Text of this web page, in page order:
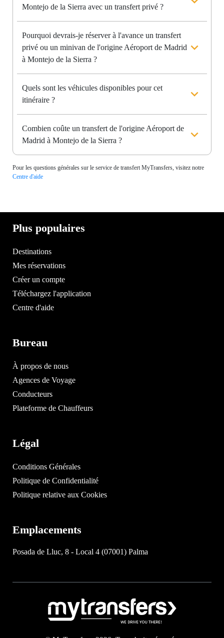
Montejo de la Sierra avec un transfert privé ?
Pourquoi devrais-je réserver à l'avance un transfert
privé ou un minivan de l'origine Aéroport de Madrid
à Montejo de la Sierra ?
Quels sont les véhicules disponibles pour cet
itinéraire ?
Combien coûte un transfert de l'origine Aéroport de
Madrid à Montejo de la Sierra ?
Pour les questions générales sur le service de transfert MyTransfers, visitez notre
Centre d'aide
Plus populaires
Destinations
Mes réservations
Créer un compte
Téléchargez l'application
Centre d'aide
Bureau
À propos de nous
Agences de Voyage
Conducteurs
Plateforme de Chauffeurs
Légal
Conditions Générales
Politique de Confidentialité
Politique relative aux Cookies
Emplacements
Posada de Lluc, 8 - Local 4 (07001) Palma